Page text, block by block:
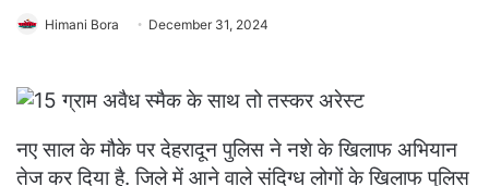
Himani Bora December 31, 2024
नए साल के मौके पर देहरादून पुलिस ने नशे के खिलाफ अभियान
तेज कर दिया है. जिले में आने वाले संदिग्ध लोगों के खिलाफ पुलिस